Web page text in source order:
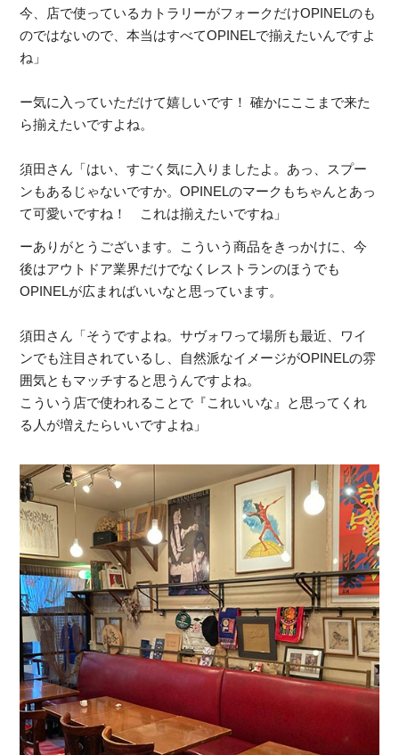
今、店で使っているカトラリーがフォークだけOPINELのも
のではないので、本当はすべてOPINELで揃えたいんですよ
ね」
ー気に入っていただけて嬉しいです！ 確かにここまで来た
ら揃えたいですよね。
須田さん「はい、すごく気に入りましたよ。あっ、スプー
ンもあるじゃないですか。OPINELのマークもちゃんとあっ
て可愛いですね！ これは揃えたいですね」
ーありがとうございます。こういう商品をきっかけに、今
後はアウトドア業界だけでなくレストランのほうでも
OPINELが広まればいいなと思っています。
須田さん「そうですよね。サヴォワって場所も最近、ワイ
ンでも注目されているし、自然派なイメージがOPINELの雰
囲気ともマッチすると思うんですよね。
こういう店で使われることで『これいいな』と思ってくれ
る人が増えたらいいですよね」